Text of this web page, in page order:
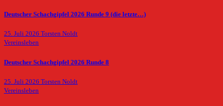
Deutscher Schachgipfel 2026 Runde 9 (die letzte…)
25. Juli 2026 Torsten Noldt
Vereinsleben
Deutscher Schachgipfel 2026 Runde 8
25. Juli 2026 Torsten Noldt
Vereinsleben